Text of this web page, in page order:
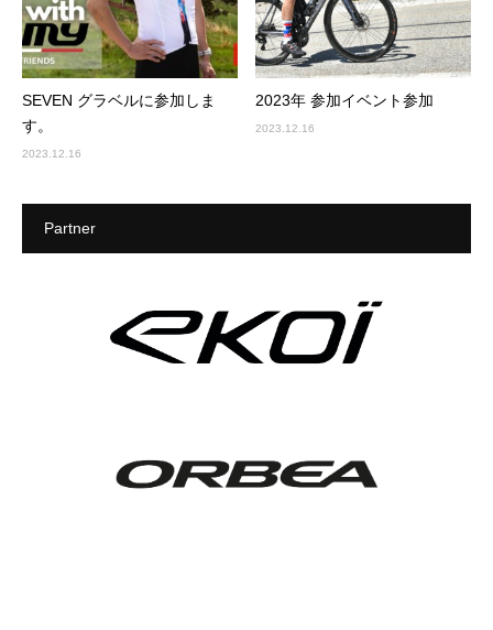
SEVEN グラベルに参加しま
す。
2023.12.16
2023年 参加イベント参加
2023.12.16
Partner